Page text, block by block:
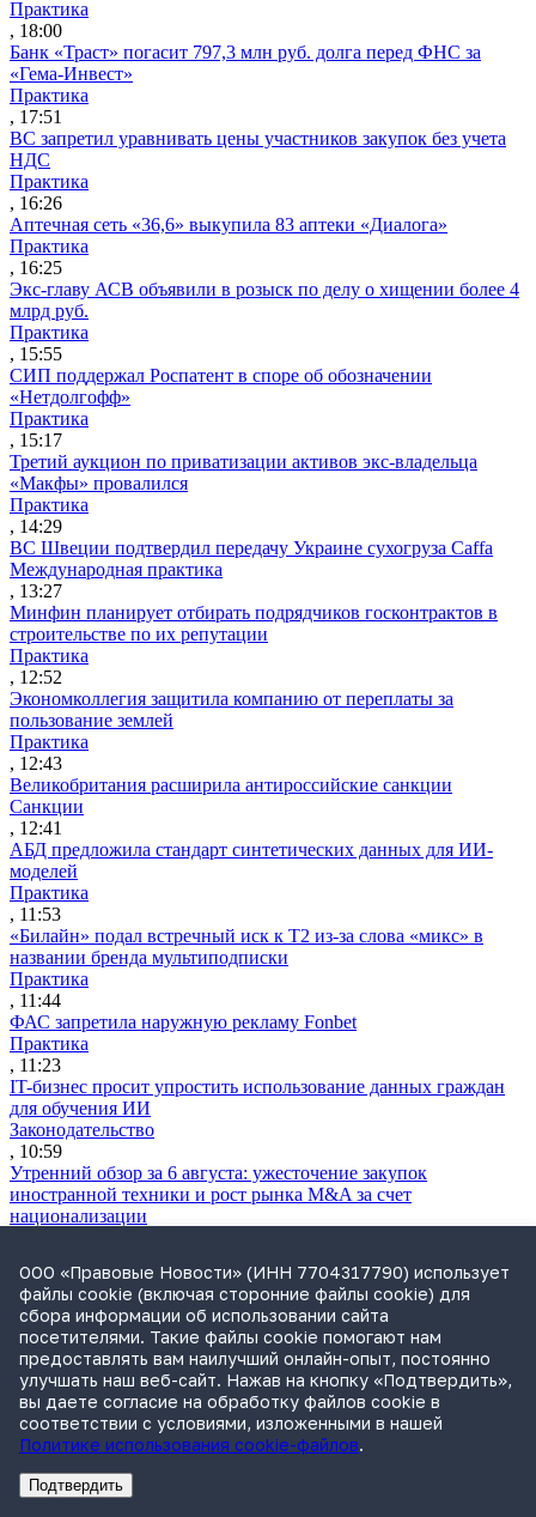
Практика
, 18:00
Банк «Траст» погасит 797,3 млн руб. долга перед ФНС за
«Гема-Инвест»
Практика
, 17:51
ВС запретил уравнивать цены участников закупок без учета
НДС
Практика
, 16:26
Аптечная сеть «36,6» выкупила 83 аптеки «Диалога»
Практика
, 16:25
Экс-главу АСВ объявили в розыск по делу о хищении более 4
млрд руб.
Практика
, 15:55
СИП поддержал Роспатент в споре об обозначении
«Нетдолгофф»
Практика
, 15:17
Третий аукцион по приватизации активов экс-владельца
«Макфы» провалился
Практика
, 14:29
ВС Швеции подтвердил передачу Украине сухогруза Caffa
Международная практика
, 13:27
Минфин планирует отбирать подрядчиков госконтрактов в
строительстве по их репутации
Практика
, 12:52
Экономколлегия защитила компанию от переплаты за
пользование землей
Практика
, 12:43
Великобритания расширила антироссийские санкции
Санкции
, 12:41
АБД предложила стандарт синтетических данных для ИИ-
моделей
Практика
, 11:53
«Билайн» подал встречный иск к Т2 из-за слова «микс» в
названии бренда мультиподписки
Практика
, 11:44
ФАС запретила наружную рекламу Fonbet
Практика
, 11:23
IT-бизнес просит упростить использование данных граждан
для обучения ИИ
Законодательство
, 10:59
Утренний обзор за 6 августа: ужесточение закупок
иностранной техники и рост рынка M&A за счет
национализации
Росимущество проведет новый аукцион по продаже активов
Global Spirits
Практика
, 18:50
ВС решит, отвечает ли по долгам брошенной компании новый
руководитель
Практика
, 18:47
Путин подписал закон о новых правилах комплексного
развития территорий
Законодательство
РекламаАдвокатское бюро Санкт-Петербурга «Вертикаль» ИНН 7841290773
ООО «Правовые Новости» (ИНН 7704317790) использует
файлы cookie (включая сторонние файлы cookie) для
сбора информации об использовании сайта
посетителями. Такие файлы cookie помогают нам
предоставлять вам наилучший онлайн-опыт, постоянно
улучшать наш веб-сайт. Нажав на кнопку «Подтвердить»,
вы даете согласие на обработку файлов cookie в
соответствии с условиями, изложенными в нашей
Политике использования cookie-файлов.
Подтвердить